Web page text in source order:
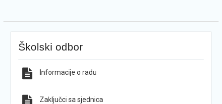
Školski odbor
Informacije o radu
Zaključci sa sjednica